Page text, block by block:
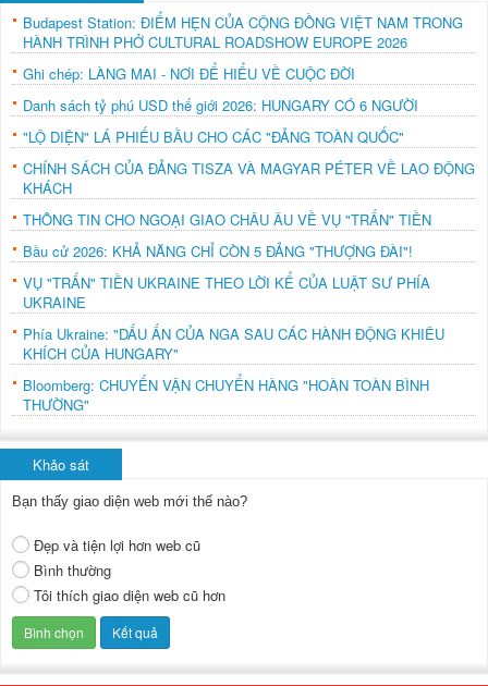
Budapest Station: ĐIỂM HẸN CỦA CỘNG ĐỒNG VIỆT NAM TRONG
HÀNH TRÌNH PHỞ CULTURAL ROADSHOW EUROPE 2026
Ghi chép: LÀNG MAI - NƠI ĐỂ HIỂU VỀ CUỘC ĐỜI
Danh sách tỷ phú USD thế giới 2026: HUNGARY CÓ 6 NGƯỜI
"LỘ DIỆN" LÁ PHIẾU BẦU CHO CÁC "ĐẢNG TOÀN QUỐC"
CHÍNH SÁCH CỦA ĐẢNG TISZA VÀ MAGYAR PÉTER VỀ LAO ĐỘNG
KHÁCH
THÔNG TIN CHO NGOẠI GIAO CHÂU ÂU VỀ VỤ "TRẤN" TIỀN
Bầu cử 2026: KHẢ NĂNG CHỈ CÒN 5 ĐẢNG "THƯỢNG ĐÀI"!
VỤ "TRẤN" TIỀN UKRAINE THEO LỜI KỂ CỦA LUẬT SƯ PHÍA
UKRAINE
Phía Ukraine: "DẤU ẤN CỦA NGA SAU CÁC HÀNH ĐỘNG KHIÊU
KHÍCH CỦA HUNGARY"
Bloomberg: CHUYẾN VẬN CHUYỂN HÀNG "HOÀN TOÀN BÌNH
THƯỜNG"
Khảo sát
Bạn thấy giao diện web mới thế nào?
Đẹp và tiện lợi hơn web cũ
Bình thường
Tôi thích giao diện web cũ hơn